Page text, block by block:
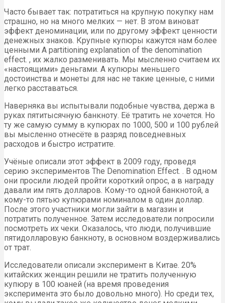
Часто бывает так: потратиться на крупную покупку нам
страшно, но на много мелких — нет. В этом виноват
эффект деноминации, или по другому эффект ценности
денежных знаков. Крупные купюры кажутся нам более
ценными A partitioning explanation of the denomination
effect. , их жалко разменивать. Мы мысленно считаем их
«настоящими» деньгами. А купюры меньшего
достоинства и монеты для нас не такие ценные, с ними
легко расставаться.
Наверняка вы испытывали подобные чувства, держа в
руках пятитысячную банкноту. Её тратить не хочется. Но
ту же самую сумму в купюрах по 1000, 500 и 100 рублей
вы мысленно отнесёте в разряд повседневных
расходов и быстро истратите.
Учёные описали этот эффект в 2009 году, проведя
серию экспериментов The Denomination Effect. . В одном
они просили людей пройти короткий опрос, а в награду
давали им пять долларов. Кому-то одной банкнотой, а
кому-то пятью купюрами номиналом в один доллар.
После этого участники могли зайти в магазин и
потратить полученное. Затем исследователи попросили
посмотреть их чеки. Оказалось, что люди, получившие
пятидолларовую банкноту, в основном воздерживались
от трат.
Исследователи описали эксперимент в Китае. 20%
китайских женщин решили не тратить полученную
купюру в 100 юаней (на время проведения
эксперимента это было довольно много). Но среди тех,